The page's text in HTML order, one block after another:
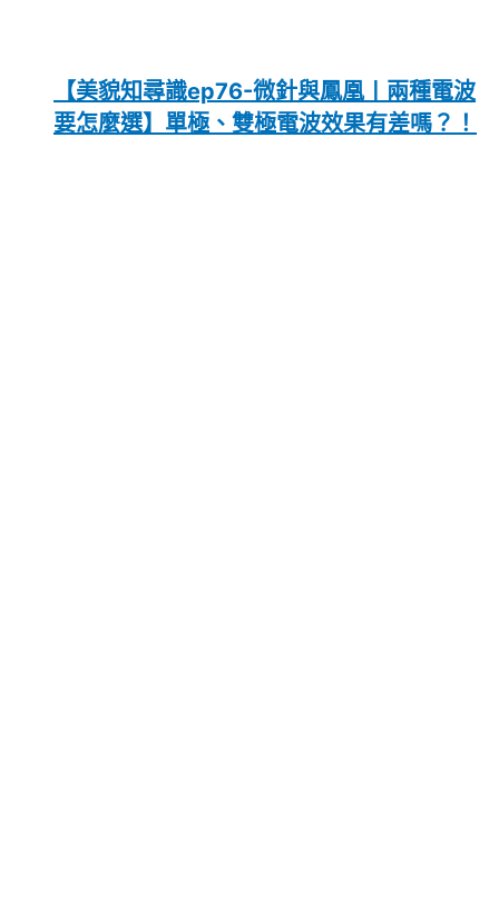
【美貌知尋識ep76-微針與鳳凰〡兩種電波
要怎麼選】單極、雙極電波效果有差嗎？！